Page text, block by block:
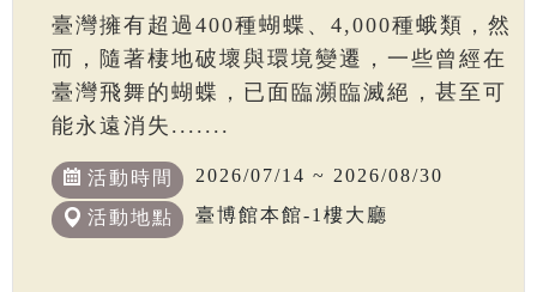
臺灣擁有超過400種蝴蝶、4,000種蛾類，然
而，隨著棲地破壞與環境變遷，一些曾經在
臺灣飛舞的蝴蝶，已面臨瀕臨滅絕，甚至可
能永遠消失.......
活動時間 2026/07/14 ~ 2026/08/30
活動地點 臺博館本館-1樓大廳